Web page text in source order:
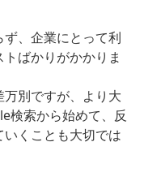
、企業にとって利
ばかりがかかりま
別ですが、より大
検索から始めて、反
くことも大切では